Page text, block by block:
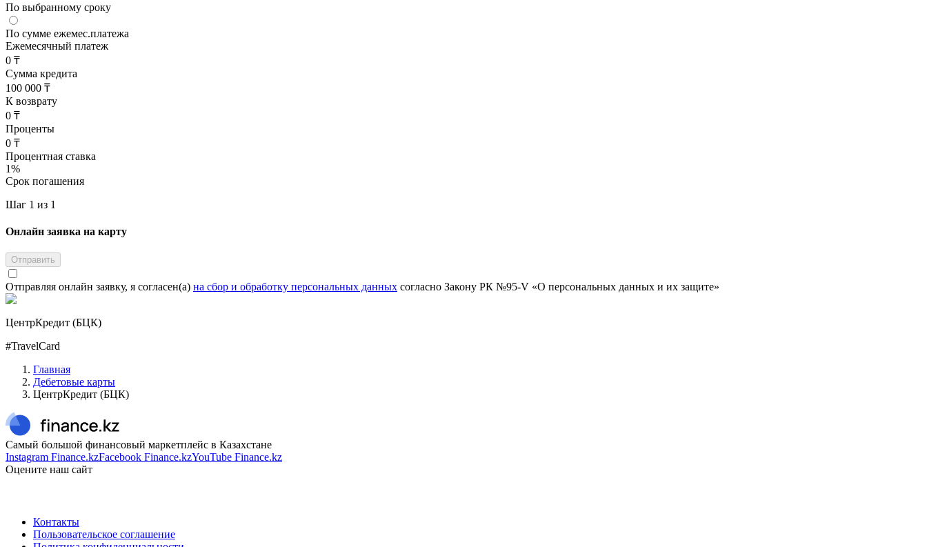
По выбранному сроку
По сумме ежемес.платежа
Ежемесячный платеж
0 ₸
Сумма кредита
100 000 ₸
К возврату
0 ₸
Проценты
0 ₸
Процентная ставка
1%
Срок погашения
Шаг 1 из 1
Онлайн заявка на карту
Отправить
Отправляя онлайн заявку, я согласен(а) на сбор и обработку персональных данных согласно Закону РК №95-V «О персональных данных и их защите»
ЦентрКредит (БЦК)
#TravelCard
Главная
Дебетовые карты
ЦентрКредит (БЦК)
Самый большой финансовый маркетплейс в Казахстане
Instagram Finance.kzFacebook Finance.kzYouTube Finance.kz
Оцените наш сайт
Контакты
Пользовательское соглашение